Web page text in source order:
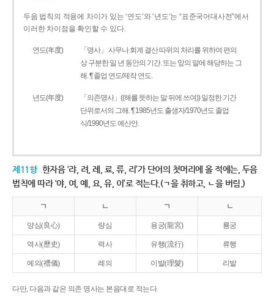
두음 법칙의 적용에 차이가 있는 ‘연도’와 ‘년도’는 “표준국어대사전”에서
이러한 차이점을 확인할 수 있다.
연도(年度)
「명사」 사무나 회계 결산 따위의 처리를 위하여 편의
상 구분한 일 년 동안의 기간. 또는 앞의 말에 해당하는 그
해. ¶ 졸업 연도/제작 연도.
년도(年度)
「의존명사」((해를 뜻하는 말 뒤에 쓰여)) 일정한 기간
단위로서의 그해. ¶ 1985년도 출생자/1970년도 졸업
식/1990년도 예산안.
제11항 한자음 ‘랴, 려, 례, 료, 류, 리’가 단어의 첫머리에 올 적에는, 두음
법칙에 따라 ‘야, 여, 예, 요, 유, 이’로 적는다.(ㄱ을 취하고, ㄴ을 버림.)
ㄱ ㄴ ㄱ ㄴ
양심(良心) 량심 용궁(龍宮) 룡궁
역사(歷史) 력사 유행(流行) 류행
예의(禮儀) 례의 이발(理髮) 리발
다만, 다음과 같은 의존 명사는 본음대로 적는다.